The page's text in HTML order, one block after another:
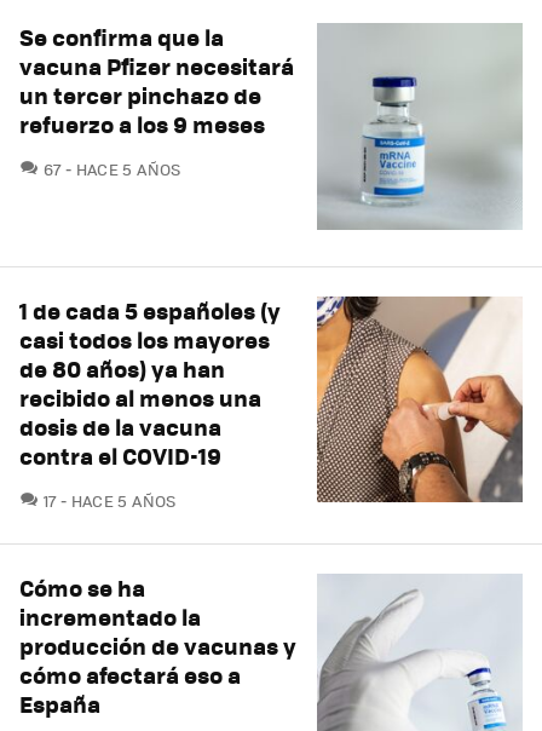
Se confirma que la
vacuna Pfizer necesitará
un tercer pinchazo de
refuerzo a los 9 meses
67COMENTARIOS
HACE 5 AÑOS
1 de cada 5 españoles (y
casi todos los mayores
de 80 años) ya han
recibido al menos una
dosis de la vacuna
contra el COVID-19
17COMENTARIOS
HACE 5 AÑOS
Cómo se ha
incrementado la
producción de vacunas y
cómo afectará eso a
España